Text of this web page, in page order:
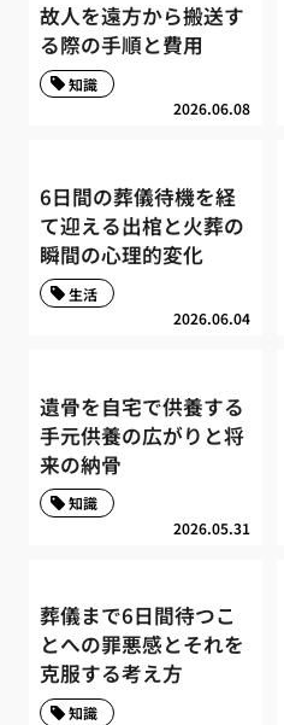
故人を遠方から搬送す
る際の手順と費用
2026.06.08
知識
6日間の葬儀待機を経
て迎える出棺と火葬の
瞬間の心理的変化
2026.06.04
生活
遺骨を自宅で供養する
手元供養の広がりと将
来の納骨
2026.05.31
知識
葬儀まで6日間待つこ
とへの罪悪感とそれを
克服する考え方
知識